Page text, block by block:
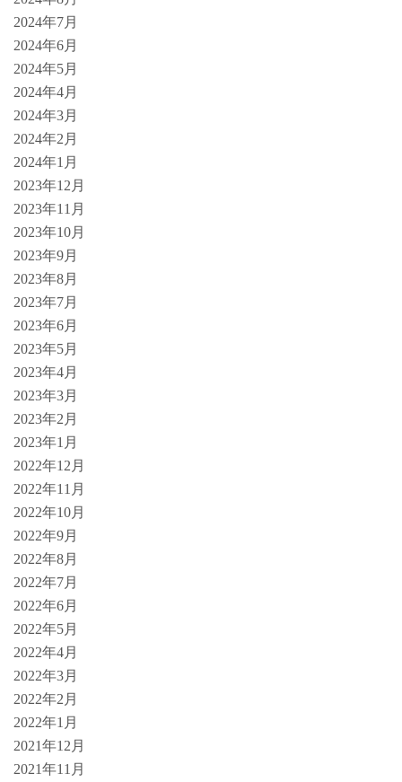
2024年7月
2024年6月
2024年5月
2024年4月
2024年3月
2024年2月
2024年1月
2023年12月
2023年11月
2023年10月
2023年9月
2023年8月
2023年7月
2023年6月
2023年5月
2023年4月
2023年3月
2023年2月
2023年1月
2022年12月
2022年11月
2022年10月
2022年9月
2022年8月
2022年7月
2022年6月
2022年5月
2022年4月
2022年3月
2022年2月
2022年1月
2021年12月
2021年11月